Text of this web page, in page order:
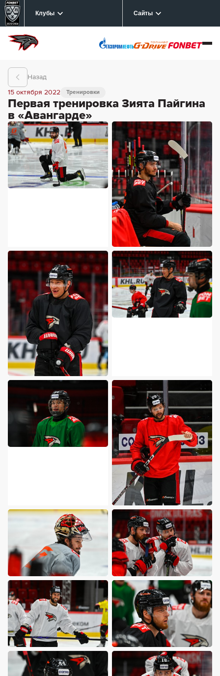
Клубы Сайты
Назад
Первая тренировка Зията Пайгина
в «Авангарде»
Тренировки
15 октября 2022